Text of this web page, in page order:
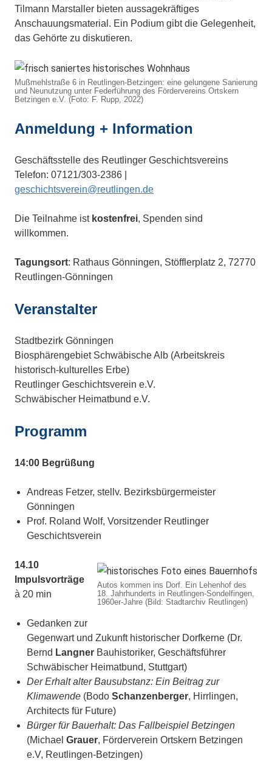
Tilmann Marstaller bieten aussagekräftiges
Anschauungsmaterial. Ein Podium gibt die Gelegenheit,
das Gehörte zu diskutieren.
Mußmehlstraße 6 in Reutlingen-Betzingen: eine gelungene Sanierung
und Neunutzung unter Federführung des Fördervereins Ortskern
Betzingen e.V. (Foto: F. Rupp, 2022)
Anmeldung + Information
Geschäftsstelle des Reutlinger Geschichtsvereins
Telefon: 07121/303-2386 |
geschichtsverein@reutlingen.de
Die Teilnahme ist kostenfrei, Spenden sind
willkommen.
Tagungsort: Rathaus Gönningen, Stöfflerplatz 2, 72770
Reutlingen-Gönningen
Veranstalter
Stadtbezirk Gönningen
Biosphärengebiet Schwäbische Alb (Arbeitskreis
historisch-kulturelles Erbe)
Reutlinger Geschichtsverein e.V.
Schwäbischer Heimatbund e.V.
Programm
14:00 Begrüßung
Andreas Fetzer, stellv. Bezirksbürgermeister
Gönningen
Prof. Roland Wolf, Vorsitzender Reutlinger
Geschichtsverein
Autos kommen ins Dorf. Ein Lehenhof des
18. Jahrhunderts in Reutlingen-Sondelfingen,
1960er-Jahre (Bild: Stadtarchiv Reutlingen)
14.10
Impulsvorträge
à 20 min
Gedanken zur
Gegenwart und Zukunft historischer Dorfkerne (Dr.
Bernd Langner Bauhistoriker, Geschäftsführer
Schwäbischer Heimatbund, Stuttgart)
Der Erhalt alter Bausubstanz: Ein Beitrag zur
Klimawende (Bodo Schanzenberger, Hirrlingen,
Architects für Future)
Bürger für Bauerhalt: Das Fallbeispiel Betzingen
(Michael Grauer, Förderverein Ortskern Betzingen
e.V, Reutlingen-Betzingen)